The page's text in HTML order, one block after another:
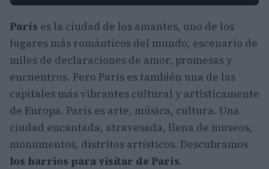
París es la ciudad de los amantes, uno de los
lugares más románticos del mundo, escenario de
miles de declaraciones de amor, promesas y
encuentros. Pero París es también una de las
capitales más vibrantes cultural y artísticamente
de Europa. París es arte, música, cultura. Una
ciudad encantada, atravesada, llena de museos,
monumentos, distritos artísticos. Descubramos
los barrios para visitar de París.